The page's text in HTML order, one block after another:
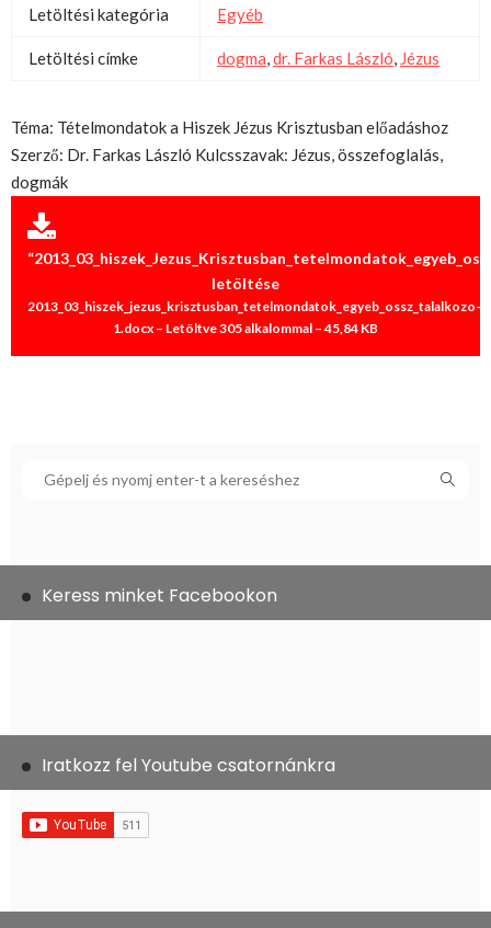
Letöltési kategória Egyéb
Letöltési címke dogma,dr. Farkas László, Jézus
Téma: Tételmondatok a Hiszek Jézus Krisztusban előadáshoz
Szerző: Dr. Farkas László Kulcsszavak: Jézus, összefoglalás,
dogmák
letöltése
2013_03_hiszek_jezus_krisztusban_tetelmondatok_egyeb_ossz_talalkozo-
1.docx – Letöltve 305 alkalommal – 45,84 KB
Keress minket Facebookon
Iratkozz fel Youtube csatornánkra